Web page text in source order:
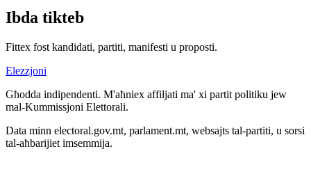
Ibda tikteb
Fittex fost kandidati, partiti, manifesti u proposti.
Elezzjoni
Għodda indipendenti. M'aħniex affiljati ma' xi partit politiku jew
mal-Kummissjoni Elettorali.
Data minn electoral.gov.mt, parlament.mt, websajts tal-partiti, u sorsi
tal-aħbarijiet imsemmija.